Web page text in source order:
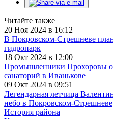
Читайте также
20 Ноя 2024 в 16:12
В Покровском-Стрешневе
гидропарк
18 Окт 2024 в 12:00
Промышленники Прохоровы
санаторий в Иванькове
09 Окт 2024 в 09:51
Легендарная летчица
небо в Покровском-Стрешневе
История района